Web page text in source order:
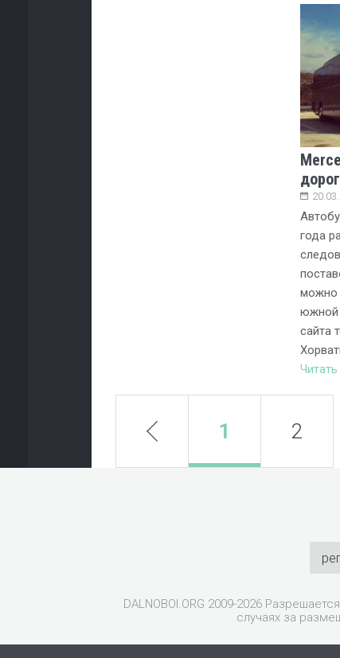
года
можно
южной
сайта
prev 1 2
DALNOBOI.ORG 2009-2026
случаях за